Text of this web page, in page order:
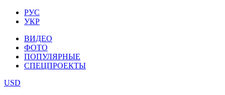
РУС
УКР
ВИДЕО
ФОТО
ПОПУЛЯРНЫЕ
СПЕЦПРОЕКТЫ
USD